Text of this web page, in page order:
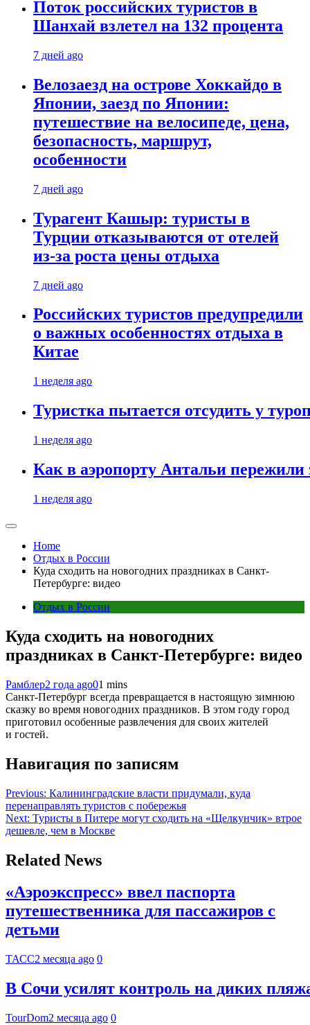
Поток российских туристов в
Шанхай взлетел на 132 процента
7 дней ago
Велозаезд на острове Хоккайдо в
Японии, заезд по Японии:
путешествие на велосипеде, цена,
безопасность, маршрут,
особенности
7 дней ago
Турагент Кашыр: туристы в
Турции отказываются от отелей
из-за роста цены отдыха
7 дней ago
Российских туристов предупредили
о важных особенностях отдыха в
Китае
1 неделя ago
Туристка пытается отсудить у
1 неделя ago
Как в аэропорту Антальи
1 неделя ago
Home
Отдых в России
Куда сходить на новогодних праздниках в Санкт-
Петербурге: видео
Отдых в России
Куда сходить на новогодних
праздниках в Санкт-Петербурге: видео
Рамблер2 года ago01 mins
Санкт-Петербург всегда превращается в настоящую зимнюю
сказку во время новогодних праздников. В этом году город
приготовил особенные развлечения для своих жителей
и гостей.
Навигация по записям
Previous: Калининградские власти придумали, куда
перенаправлять туристов с побережья
Next: Туристы в Питере могут сходить на «Щелкунчик» втрое
дешевле, чем в Москве
Related News
«Аэроэкспресс» ввел паспорта
путешественника для пассажиров с
детьми
ТАСС2 месяца ago 0
В Сочи усилят контроль на диких
TourDom2 месяца ago 0